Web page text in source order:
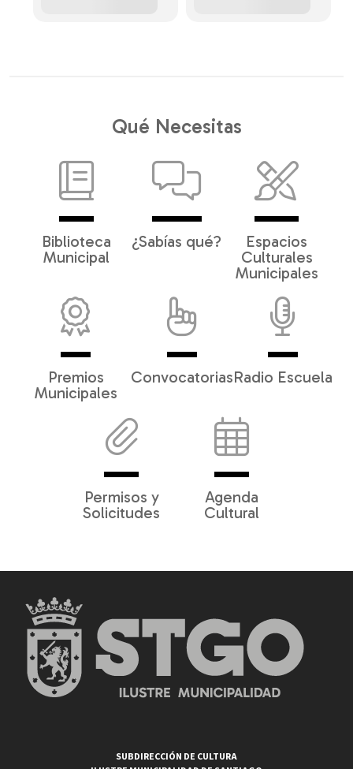
Qué Necesitas
Biblioteca
Municipal
¿Sabías qué?
Espacios
Culturales
Municipales
Premios
Municipales
ConvocatoriasRadio Escuela
Permisos y
Solicitudes
Agenda
Cultural
SUBDIRECCIÓN DE CULTURA